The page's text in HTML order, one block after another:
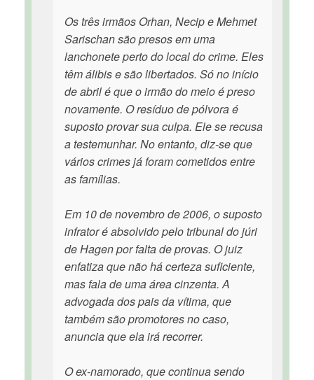
Os três irmãos Orhan, Necip e Mehmet
Sarischan são presos em uma
lanchonete perto do local do crime. Eles
têm álibis e são libertados. Só no início
de abril é que o irmão do meio é preso
novamente. O resíduo de pólvora é
suposto provar sua culpa. Ele se recusa
a testemunhar. No entanto, diz-se que
vários crimes já foram cometidos entre
as famílias.
Em 10 de novembro de 2006, o suposto
infrator é absolvido pelo tribunal do júri
de Hagen por falta de provas. O juiz
enfatiza que não há certeza suficiente,
mas fala de uma área cinzenta. A
advogada dos pais da vítima, que
também são promotores no caso,
anuncia que ela irá recorrer.
O ex-namorado, que continua sendo